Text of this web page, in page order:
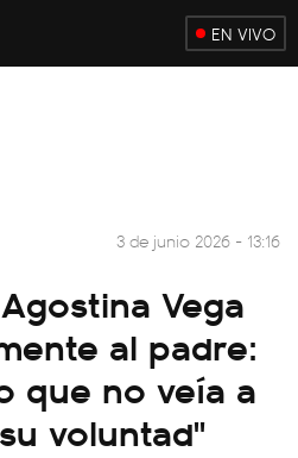
EN VIVO
3 de junio 2026 - 13:16
Vega
al padre:
que no veía a
voluntad"